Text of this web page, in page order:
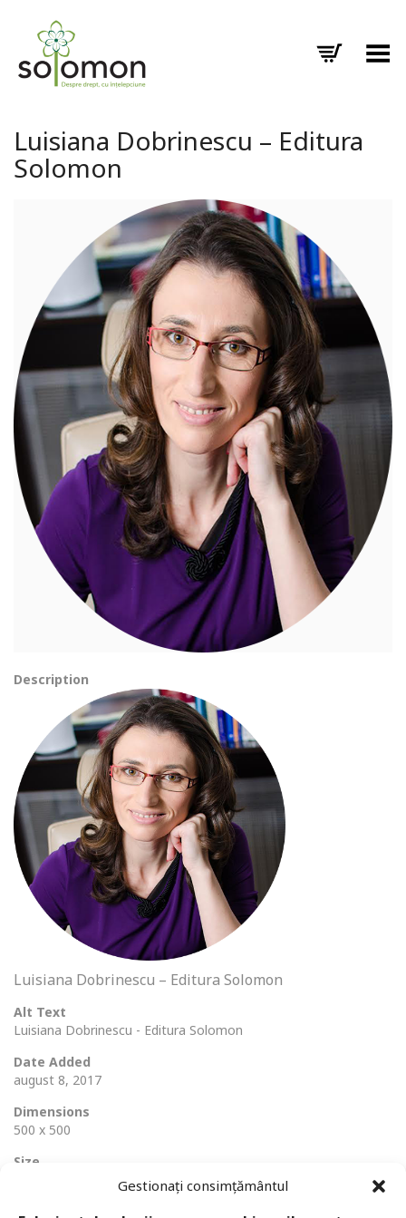
Gestionați consimțământul
Toggle Menu
Luisiana Dobrinescu – Editura
Solomon
Description
Luisiana Dobrinescu – Editura Solomon
Alt Text
Luisiana Dobrinescu - Editura Solomon
Date Added
august 8, 2017
Dimensions
500 x 500
Size